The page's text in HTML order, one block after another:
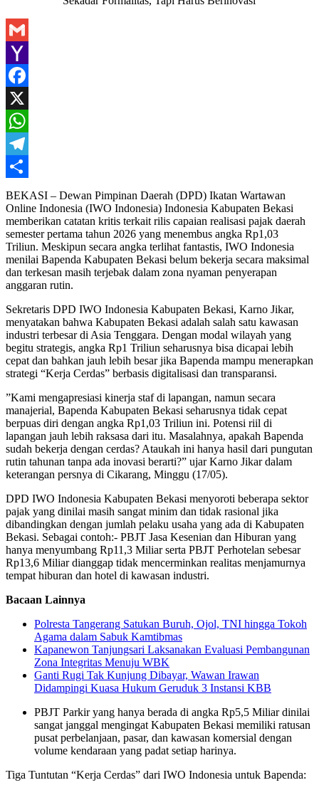
Gmail
Yahoo
Mail
Facebook
X
WhatsApp
Telegram
Share
BEKASI – Dewan Pimpinan Daerah (DPD) Ikatan Wartawan
Online Indonesia (IWO Indonesia) Indonesia Kabupaten Bekasi
memberikan catatan kritis terkait rilis capaian realisasi pajak daerah
semester pertama tahun 2026 yang menembus angka Rp1,03
Triliun. Meskipun secara angka terlihat fantastis, IWO Indonesia
menilai Bapenda Kabupaten Bekasi belum bekerja secara maksimal
dan terkesan masih terjebak dalam zona nyaman penyerapan
anggaran rutin.
​Sekretaris DPD IWO Indonesia Kabupaten Bekasi, Karno Jikar,
menyatakan bahwa Kabupaten Bekasi adalah salah satu kawasan
industri terbesar di Asia Tenggara. Dengan modal wilayah yang
begitu strategis, angka Rp1 Triliun seharusnya bisa dicapai lebih
cepat dan bahkan jauh lebih besar jika Bapenda mampu menerapkan
strategi “Kerja Cerdas” berbasis digitalisasi dan transparansi.
​”Kami mengapresiasi kinerja staf di lapangan, namun secara
manajerial, Bapenda Kabupaten Bekasi seharusnya tidak cepat
berpuas diri dengan angka Rp1,03 Triliun ini. Potensi riil di
lapangan jauh lebih raksasa dari itu. Masalahnya, apakah Bapenda
sudah bekerja dengan cerdas? Ataukah ini hanya hasil dari pungutan
rutin tahunan tanpa ada inovasi berarti?” ujar Karno Jikar dalam
keterangan persnya di Cikarang, Minggu (17/05).
​DPD IWO Indonesia Kabupaten Bekasi menyoroti beberapa sektor
pajak yang dinilai masih sangat minim dan tidak rasional jika
dibandingkan dengan jumlah pelaku usaha yang ada di Kabupaten
Bekasi. Sebagai contoh:​- PBJT Jasa Kesenian dan Hiburan yang
hanya menyumbang Rp11,3 Miliar serta PBJT Perhotelan sebesar
Rp13,6 Miliar dianggap tidak mencerminkan realitas menjamurnya
tempat hiburan dan hotel di kawasan industri.
Bacaan Lainnya
Polresta Tangerang Satukan Buruh, Ojol, TNI hingga Tokoh
Agama dalam Sabuk Kamtibmas
Kapanewon Tanjungsari Laksanakan Evaluasi Pembangunan
Zona Integritas Menuju WBK
Ganti Rugi Tak Kunjung Dibayar, Wawan Irawan
Didampingi Kuasa Hukum Geruduk 3 Instansi KBB
​PBJT Parkir yang hanya berada di angka Rp5,5 Miliar dinilai
sangat janggal mengingat Kabupaten Bekasi memiliki ratusan
pusat perbelanjaan, pasar, dan kawasan komersial dengan
volume kendaraan yang padat setiap harinya.
​Tiga Tuntutan “Kerja Cerdas” dari IWO Indonesia untuk Bapenda: